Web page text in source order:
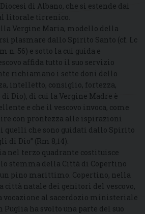
di Albano, che si estende dai
litorale tirrenico.
Vergine Maria, modello della
plasmare dallo Spirito Santo (cf. Lc
n. 56) e sotto la cui guida e
affida tutto il suo servizio
richiamano i sette doni dello
intelletto, consiglio, fortezza,
Dio), di cui la Vergine Madre è
e che il vescovo invoca, come
con prontezza alle ispirazioni
quelli che sono guidati dallo Spirito
di Dio” (Rm 8,14).
nel terzo quadrante costituisce
stemma della Città di Copertino
pino marittimo. Copertino, nella
città natale dei genitori del vescovo,
vocazione al sacerdozio ministeriale
Puglia ha svolto una parte del suo